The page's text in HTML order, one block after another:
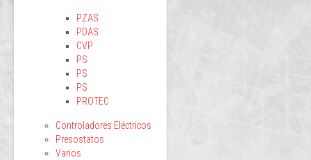
PZAS
PDAS
CVP
PS
PS
PS
PROTEC
Controladores Eléctricos
Presostatos
Varios